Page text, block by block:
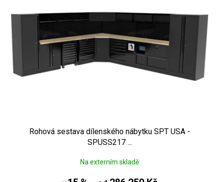
Rohová sestava dílenského nábytku SPT USA -
SPUSS217 ...
Na externím skladě